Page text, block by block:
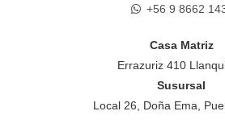
+56 9 8662
Casa Matriz
Errazuriz 410
Susursal
Local 26, Doña Ema,